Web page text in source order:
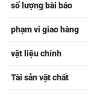
số lượng bài báo
phạm vi giao hàng
vật liệu chính
Tài sản vật chất